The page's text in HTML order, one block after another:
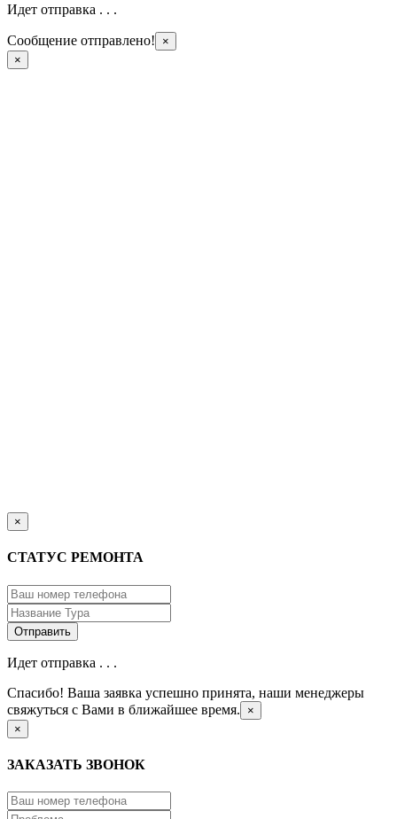
Идет отправка . . .
Сообщение отправлено!
×
×
×
СТАТУС РЕМОНТА
Идет отправка . . .
Спасибо! Ваша заявка успешно принята, наши менеджеры
свяжуться с Вами в ближайшее время.
×
×
ЗАКАЗАТЬ ЗВОНОК